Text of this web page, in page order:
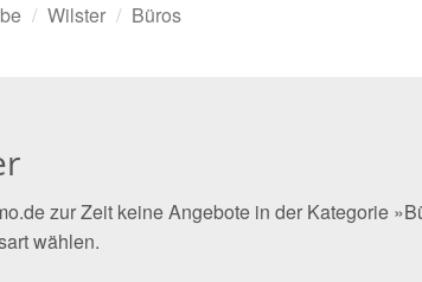
Wilster Büros
zur Zeit keine Angebote in der Kategorie
wählen.